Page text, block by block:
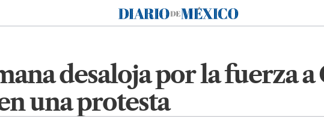
Diario de México
desaloja por la fuerza a
una protesta